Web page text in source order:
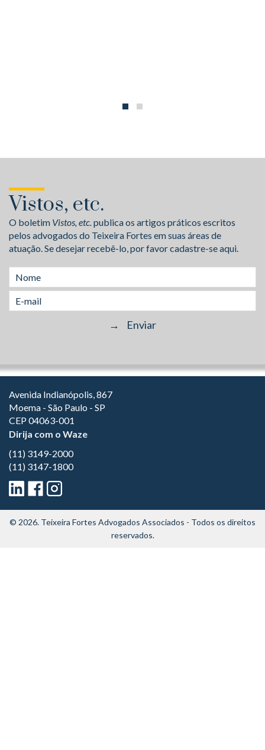
Vistos, etc.
O boletim Vistos, etc.publica os artigos práticos escritos
pelos advogados do Teixeira Fortes em suas áreas de
atuação. Se desejar recebê-lo, por favor cadastre-se aqui.
Avenida Indianópolis, 867
Moema - São Paulo - SP
CEP 04063-001
Dirija com o Waze
(11) 3149-2000
(11) 3147-1800
© 2026. Teixeira Fortes Advogados Associados - Todos os direitos
reservados.